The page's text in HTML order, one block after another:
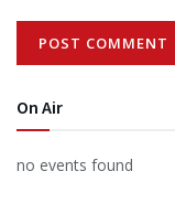
On Air
no events found